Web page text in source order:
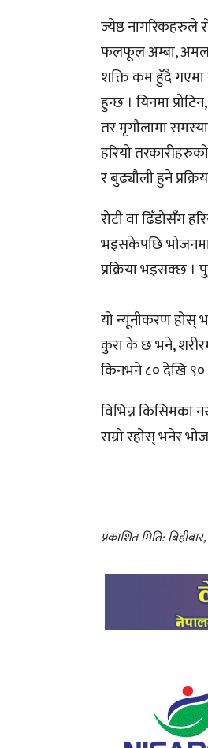
ज्येष्ठ नागरिकहरुले
फलफूल अम्बा, अमला
शक्ति कम हुँदै गएमा
हुन्छ । यिनमा
तर मृगौलामा
हरियो
र बुढ्यौली हुने
रोटी वा ढिँडोसँग
भइसकेपछि भोजनमा
प्रक्रिया भइसक्छ ।
यो न्यूनीकरण होस्
कुरा के छ भने,
किनभने ८० देखि ९०
विभिन्न किसिमका
राम्रो रहोस् भनेर
प्रकाशित मिति: